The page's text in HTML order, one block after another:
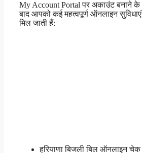
My Account Portal पर अकाउंट बनाने के
बाद आपको कई महत्वपूर्ण ऑनलाइन सुविधाएं
मिल जाती हैं:
हरियाणा बिजली बिल ऑनलाइन चेक